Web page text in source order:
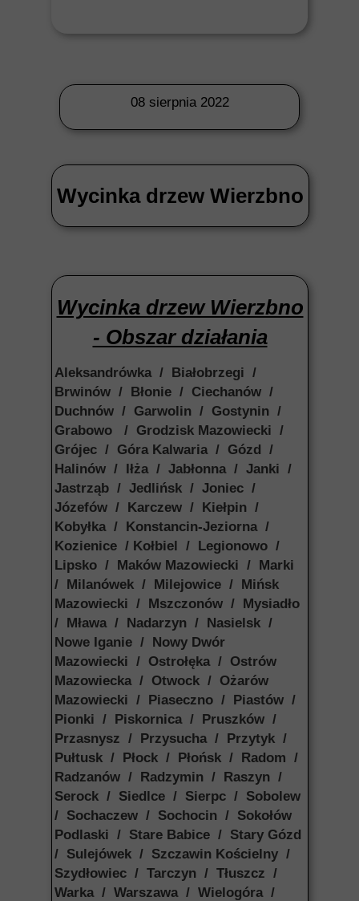
08 sierpnia 2022
Wycinka drzew Wierzbno
Wycinka drzew Wierzbno
- Obszar działania
Aleksandrówka / Białobrzegi /
Brwinów / Błonie / Ciechanów /
Duchnów / Garwolin / Gostynin /
Grabowo / Grodzisk Mazowiecki /
Grójec / Góra Kalwaria / Gózd /
Halinów / Iłża / Jabłonna / Janki /
Jastrząb / Jedlińsk / Joniec /
Józefów / Karczew / Kiełpin /
Kobyłka / Konstancin-Jeziorna /
Kozienice / Kołbiel / Legionowo /
Lipsko / Maków Mazowiecki / Marki
/ Milanówek / Milejowice / Mińsk
Mazowiecki / Mszczonów / Mysiadło
/ Mława / Nadarzyn / Nasielsk /
Nowe Iganie / Nowy Dwór
Mazowiecki / Ostrołęka / Ostrów
Mazowiecka / Otwock / Ożarów
Mazowiecki / Piaseczno / Piastów /
Pionki / Piskornica / Pruszków /
Przasnysz / Przysucha / Przytyk /
Pułtusk / Płock / Płońsk / Radom /
Radzanów / Radzymin / Raszyn /
Serock / Siedlce / Sierpc / Sobolew
/ Sochaczew / Sochocin / Sokołów
Podlaski / Stare Babice / Stary Gózd
/ Sulejówek / Szczawin Kościelny /
Szydłowiec / Tarczyn / Tłuszcz /
Warka / Warszawa / Wielogóra /